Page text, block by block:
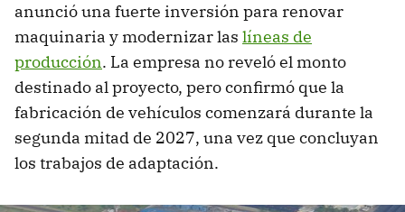
anunció una fuerte inversión para renovar
maquinaria y modernizar las líneas de
producción. La empresa no reveló el monto
destinado al proyecto, pero confirmó que la
fabricación de vehículos comenzará durante la
segunda mitad de 2027, una vez que concluyan
los trabajos de adaptación.